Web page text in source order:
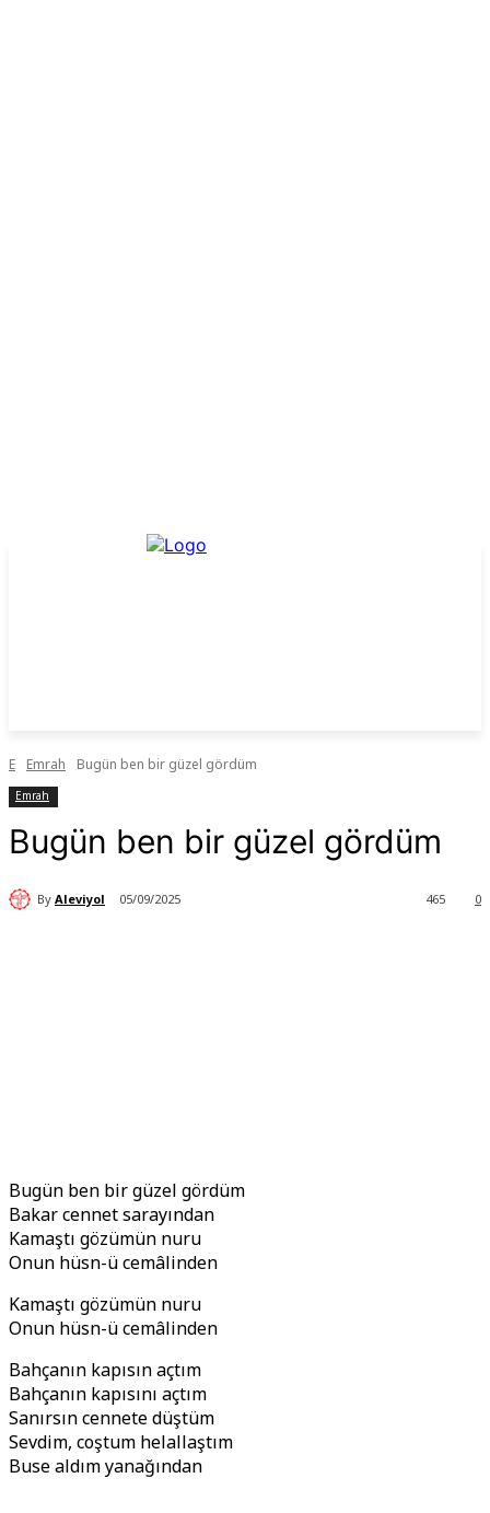
E Emrah Bugün ben bir güzel gördüm
Emrah
Bugün ben bir güzel gördüm
By Aleviyol 05/09/2025 0
465
Bugün ben bir güzel gördüm
Bakar cennet sarayından
Kamaştı gözümün nuru
Onun hüsn-ü cemâlinden
Kamaştı gözümün nuru
Onun hüsn-ü cemâlinden
Bahçanın kapısın açtım
Bahçanın kapısını açtım
Sanırsın cennete düştüm
Sevdim, coştum helallaştım
Buse aldım yanağından